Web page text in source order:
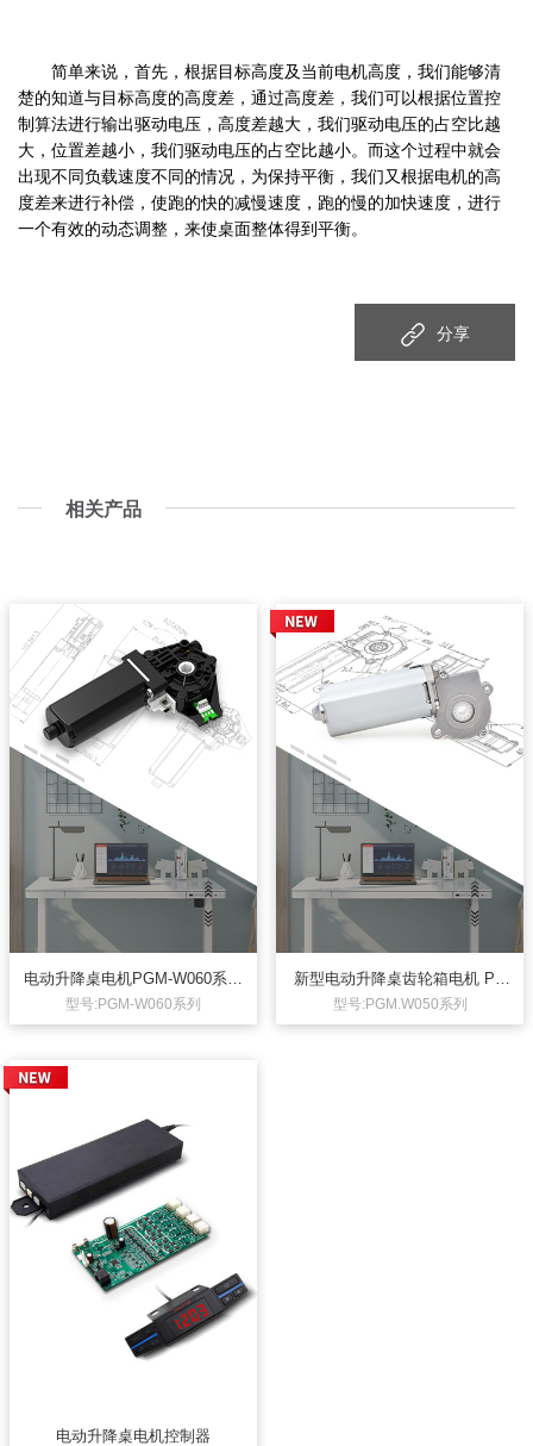
简单来说，首先，根据目标高度及当前电机高度，我们能够清
楚的知道与目标高度的高度差，通过高度差，我们可以根据位置控
制算法进行输出驱动电压，高度差越大，我们驱动电压的占空比越
大，位置差越小，我们驱动电压的占空比越小。而这个过程中就会
出现不同负载速度不同的情况，为保持平衡，我们又根据电机的高
度差来进行补偿，使跑的快的减慢速度，跑的慢的加快速度，进行
一个有效的动态调整，来使桌面整体得到平衡。
分享
相关产品
电动升降桌电机PGM-W060系列
24V低压有刷直流齿轮箱电机 单
腿负载超60KG 可选配相应的控
制器及按钮面板构成统一的升降
型号:PGM-W060系列
新型电动升降桌齿轮箱电机 PG
M.W050系列 自锁力>80KG（24
小时静止不下滑）负载电流<6.5
A 可搭配相应控制器及按钮面板
型号:PGM.W050系列
电动升降桌电机控制器